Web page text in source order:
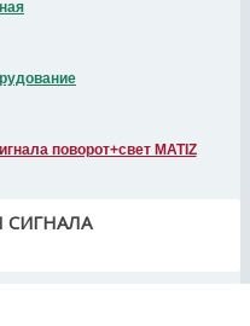
поворот+свет MATIZ
СИГНАЛА